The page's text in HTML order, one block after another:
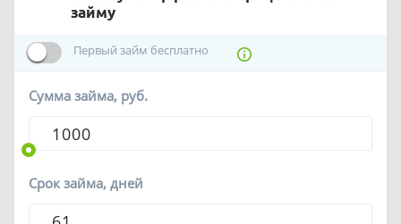
займу
Первый займ бесплатно
Сумма займа, руб.
Срок займа, дней